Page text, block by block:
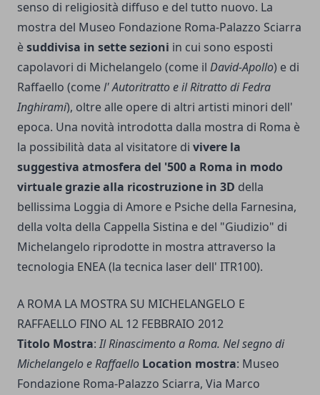
senso di religiosità diffuso e del tutto nuovo. La
mostra del Museo Fondazione Roma-Palazzo Sciarra
èsuddivisa in sette sezioni in cui sono esposti
capolavori di Michelangelo (come il David-Apollo) e di
Raffaello (comel' Autoritratto e il Ritratto di Fedra
Inghirami), oltre alle opere di altri artisti minori dell'
epoca. Una novità introdotta dalla mostra di Roma è
la possibilità data al visitatore di vivere la
suggestiva atmosfera del '500 a Roma in modo
virtuale grazie alla ricostruzione in 3D della
bellissima Loggia di Amore e Psiche della Farnesina,
della volta della Cappella Sistina e del "Giudizio" di
Michelangelo riprodotte in mostra attraverso la
tecnologia ENEA (la tecnica laser dell' ITR100).
A ROMA LA MOSTRA SU MICHELANGELO E
RAFFAELLO FINO AL 12 FEBBRAIO 2012
Titolo Mostra:Il Rinascimento a Roma. Nel segno di
Michelangelo e Raffaello Location mostra: Museo
Fondazione Roma-Palazzo Sciarra, Via Marco